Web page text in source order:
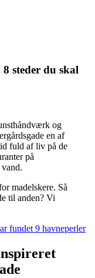
steder du skal
og
en af
fuld af liv på de
på
madelskere. Så
til anden? Vi
fundet 9 havneperler